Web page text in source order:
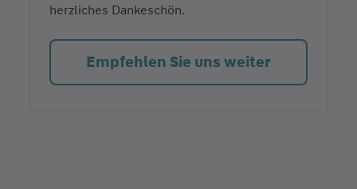
herzliches Dankeschön.
Empfehlen Sie uns weiter